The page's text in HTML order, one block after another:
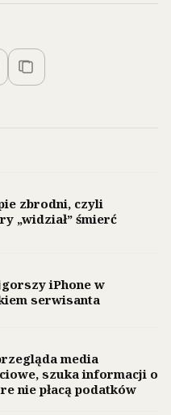
zbrodni, czyli
„widział” śmierć
iPhone w
serwisanta
media
szuka informacji o
nie płacą podatków